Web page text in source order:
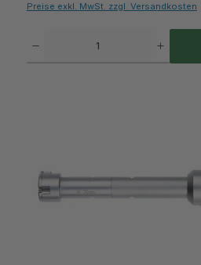
Preise exkl. MwSt. zzgl. Versandkosten